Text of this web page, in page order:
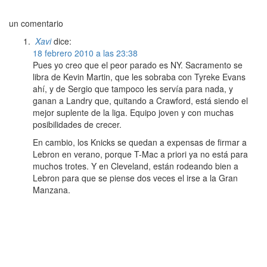
un comentario
Xavi dice:
18 febrero 2010 a las 23:38
Pues yo creo que el peor parado es NY. Sacramento se
libra de Kevin Martin, que les sobraba con Tyreke Evans
ahí, y de Sergio que tampoco les servía para nada, y
ganan a Landry que, quitando a Crawford, está siendo el
mejor suplente de la liga. Equipo joven y con muchas
posibilidades de crecer.
En cambio, los Knicks se quedan a expensas de firmar a
Lebron en verano, porque T-Mac a priori ya no está para
muchos trotes. Y en Cleveland, están rodeando bien a
Lebron para que se piense dos veces el irse a la Gran
Manzana.